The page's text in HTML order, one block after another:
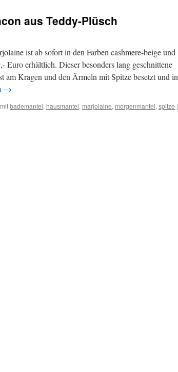
aus Teddy-Plüsch
ist ab sofort in den Farben cashmere-beige und
Euro erhältlich. Dieser besonders lang geschnittene
am Kragen und den Ärmeln mit Spitze besetzt und in
→
bademantel, hausmantel, marjolaine, morgenmantel, spitze |